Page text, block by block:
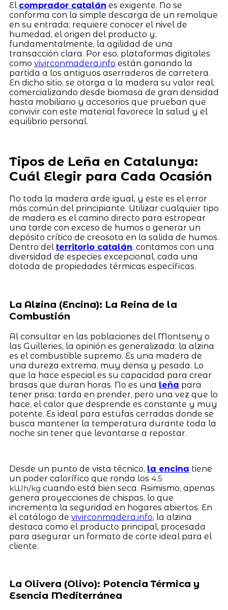
El comprador catalán es exigente. No se
conforma con la simple descarga de un remolque
en su entrada; requiere conocer el nivel de
humedad, el origen del producto y,
fundamentalmente, la agilidad de una
transacción clara. Por eso, plataformas digitales
como vivirconmadera.info están ganando la
partida a los antiguos aserraderos de carretera.
En dicho sitio, se otorga a la madera su valor real,
comercializando desde biomasa de gran densidad
hasta mobiliario y accesorios que prueban que
convivir con este material favorece la salud y el
equilibrio personal.
Tipos de Leña en Catalunya:
Cuál Elegir para Cada Ocasión
No toda la madera arde igual, y este es el error
más común del principiante. Utilizar cualquier tipo
de madera es el camino directo para estropear
una tarde con exceso de humos o generar un
depósito crítico de creosota en la salida de humos.
Dentro del territorio catalán, contamos con una
diversidad de especies excepcional, cada una
dotada de propiedades térmicas específicas.
La Alzina (Encina): La Reina de la
Combustión
Al consultar en las poblaciones del Montseny o
las Guilleries, la opinión es generalizada: la alzina
es el combustible supremo. Es una madera de
una dureza extrema, muy densa y pesada. Lo
que la hace especial es su capacidad para crear
brasas que duran horas. No es una leña para
tener prisa; tarda en prender, pero una vez que lo
hace, el calor que desprende es constante y muy
potente. Es ideal para estufas cerradas donde se
busca mantener la temperatura durante toda la
noche sin tener que levantarse a repostar.
Desde un punto de vista técnico, la encina tiene
un poder calorífico que ronda los 4.5
kWh/kg cuando está bien seca. Asimismo, apenas
genera proyecciones de chispas, lo que
incrementa la seguridad en hogares abiertos. En
el catálogo de vivirconmadera.info, la alzina
destaca como el producto principal, procesada
para asegurar un formato de corte ideal para el
cliente.
La Olivera (Olivo): Potencia Térmica y
Esencia Mediterránea